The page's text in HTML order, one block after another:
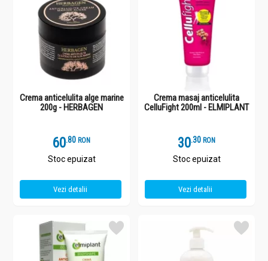
Crema anticelulita alge marine
200g - HERBAGEN
60.8 RON
Stoc epuizat
Vezi detalii
Crema masaj anticelulita
CelluFight 200ml - ELMIPLANT
30.3 RON
Stoc epuizat
Vezi detalii